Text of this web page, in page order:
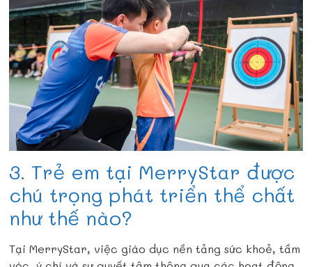
3. Trẻ em tại MerryStar được
chú trọng phát triển thể chất
như thế nào?
Tại MerryStar, việc giáo dục nền tảng sức khoẻ, tầm